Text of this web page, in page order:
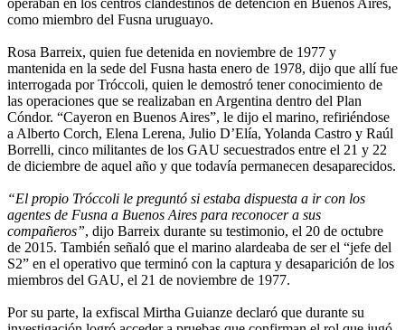
como miembro del Fusna uruguayo.
Rosa Barreix, quien fue detenida en noviembre de 1977 y
mantenida en la sede del Fusna hasta enero de 1978, dijo que allí fue
interrogada por Tróccoli, quien le demostró tener conocimiento de
las operaciones que se realizaban en Argentina dentro del Plan
Cóndor. “Cayeron en Buenos Aires”, le dijo el marino, refiriéndose
a Alberto Corch, Elena Lerena, Julio D’Elía, Yolanda Castro y Raúl
Borrelli, cinco militantes de los GAU secuestrados entre el 21 y 22
de diciembre de aquel año y que todavía permanecen desaparecidos.
“El propio Tróccoli le preguntó si estaba dispuesta a ir con los
agentes de Fusna a Buenos Aires para reconocer a sus
compañeros”, dijo Barreix durante su testimonio, el 20 de octubre
de 2015. También señaló que el marino alardeaba de ser el “jefe del
S2” en el operativo que terminó con la captura y desaparición de los
miembros del GAU, el 21 de noviembre de 1977.
Por su parte, la exfiscal Mirtha Guianze declaró que durante su